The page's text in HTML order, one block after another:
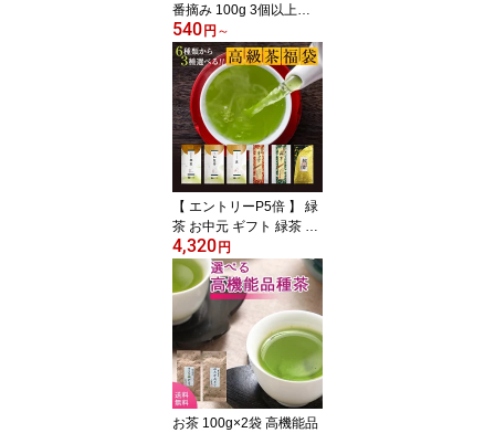
番摘み 100g 3個以上送
料無料 渋め 抹茶入り 一
番茶100% 熊本地震 支援
熊本県 【 緑茶 煎茶 日本
茶 茶葉 深蒸し茶 業務用
】【 お供え お歳暮 ギフ
ト プレゼント 香典返し
美味しい 】訳あり カテ
キン 水出し
540円 ～
【 エントリーP5倍 】 緑
茶 お中元 ギフト 緑茶 お
茶 プレゼント 茶通も唸
る！選べる高級茶福袋 1
00g×3個 300g 送料無料
熊本地震 支援 熊本県 特
上 あさつゆ さえみどり
知覧茶 【 ギフト お供え
内祝 香典返し 極上 緑茶
茶葉 ぐり茶 お茶の葉 お
茶っ葉 70代 80代 】
4,320円
お茶 100g×2袋 高機能品